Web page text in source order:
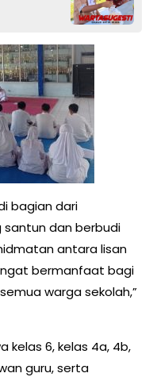
bagian dari
santun dan berbudi
antara lisan
bermanfaat bagi
warga sekolah,”
kelas 6, kelas 4a, 4b,
guru, serta